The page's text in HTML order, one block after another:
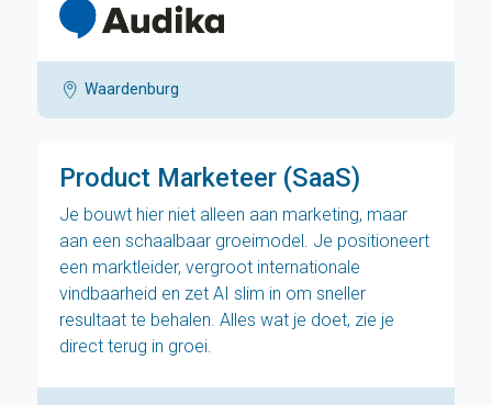
Waardenburg
Product Marketeer (SaaS)
Je bouwt hier niet alleen aan marketing, maar
aan een schaalbaar groeimodel. Je positioneert
een marktleider, vergroot internationale
vindbaarheid en zet AI slim in om sneller
resultaat te behalen. Alles wat je doet, zie je
direct terug in groei.